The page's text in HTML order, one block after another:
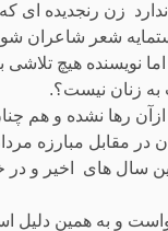
زن رنجدیده
شعر شاعران
هیچ تلاشی
به زنان نیست؟.
رها نشده و هم
مقابل مبارزه
سال های اخیر و در
و به همین دلیل